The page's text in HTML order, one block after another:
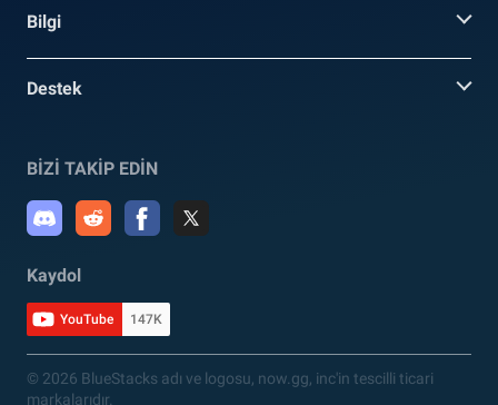
Bilgi
Destek
BİZİ TAKİP EDİN
Kaydol
YouTube 147K
© 2026 BlueStacks adı ve logosu, now.gg, inc'in tescilli ticari
markalarıdır.